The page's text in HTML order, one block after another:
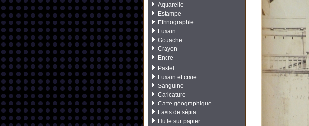
Aquarelle
Estampe
Ethnographie
Fusain
Gouache
Crayon
Encre
Pastel
Fusain et craie
Sanguine
Caricature
Carte géographique
Lavis de sépia
Huile sur papier